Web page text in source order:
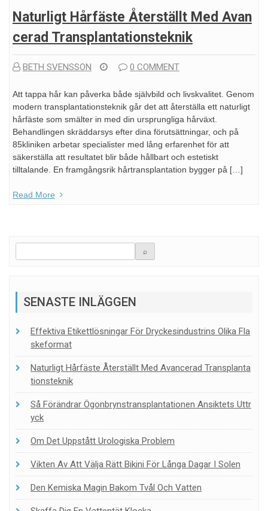
Naturligt Hårfäste Återställt Med Avan
Cerad Transplantationsteknik
BETH SVENSSON 0 COMMENT
Att tappa hår kan påverka både självbild och livskvalitet. Genom
modern transplantationsteknik går det att återställa ett naturligt
hårfäste som smälter in med din ursprungliga hårväxt.
Behandlingen skräddarsys efter dina förutsättningar, och på
85kliniken arbetar specialister med lång erfarenhet för att
säkerställa att resultatet blir både hållbart och estetiskt
tilltalande. En framgångsrik hårtransplantation bygger på […]
Read More
SENASTE INLÄGGEN
Effektiva Etikettlösningar För Dryckesindustrins Olika Fla
Skeformat
Naturligt Hårfäste Återställt Med Avancerad Transplanta
Tionsteknik
Så Förändrar Ögonbrynstransplantationen Ansiktets Uttr
Yck
Om Det Uppstått Urologiska Problem
Vikten Av Att Välja Rätt Bikini För Långa Dagar I Solen
Den Kemiska Magin Bakom Tvål Och Vatten